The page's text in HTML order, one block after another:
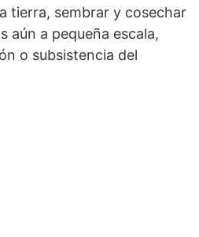
tierra, sembrar y cosechar
aún a pequeña escala,
o subsistencia del